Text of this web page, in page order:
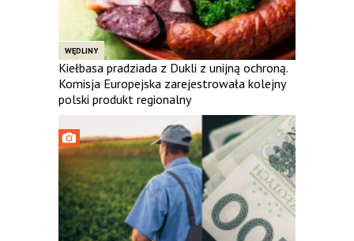
WĘDLINY
Kiełbasa pradziada z Dukli z unijną ochroną.
Komisja Europejska zarejestrowała kolejny
polski produkt regionalny